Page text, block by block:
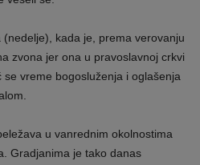
kada je, prema verovanju
zvona jer ona u pravoslavnoj crkvi
vreme bogosluženja i oglašenja
u vanrednim okolnostima
Gradjanima je tako danas